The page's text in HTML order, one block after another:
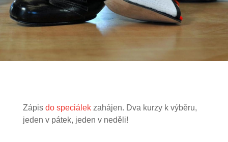
Zápis do speciálekzahájen. Dva kurzy k výběru,
jeden v pátek, jeden v neděli!